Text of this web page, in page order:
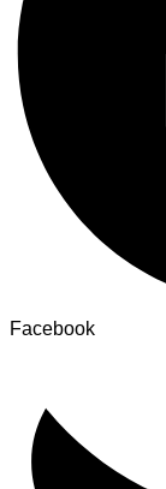
Facebook